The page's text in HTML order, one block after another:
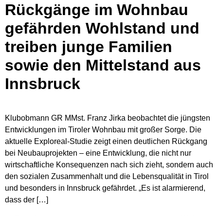
Rückgänge im Wohnbau
gefährden Wohlstand und
treiben junge Familien
sowie den Mittelstand aus
Innsbruck
Klubobmann GR MMst. Franz Jirka beobachtet die jüngsten
Entwicklungen im Tiroler Wohnbau mit großer Sorge. Die
aktuelle Exploreal-Studie zeigt einen deutlichen Rückgang
bei Neubauprojekten – eine Entwicklung, die nicht nur
wirtschaftliche Konsequenzen nach sich zieht, sondern auch
den sozialen Zusammenhalt und die Lebensqualität in Tirol
und besonders in Innsbruck gefährdet. „Es ist alarmierend,
dass der […]